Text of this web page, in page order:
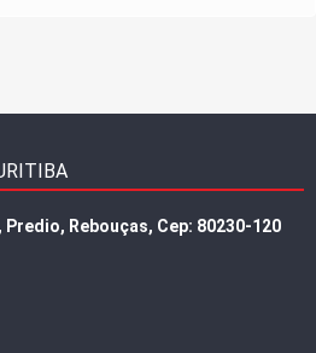
Predio, Rebouças, Cep: 80230-120